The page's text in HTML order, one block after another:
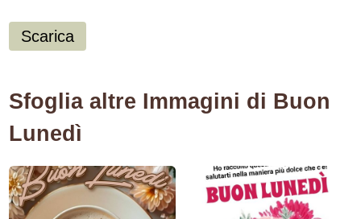
Scarica
Sfoglia altre Immagini di Buon
Lunedì